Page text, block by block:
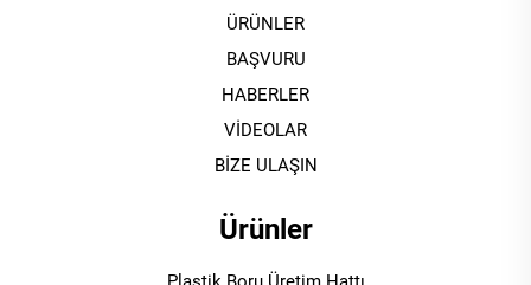
ÜRÜNLER
BAŞVURU
HABERLER
VİDEOLAR
BİZE ULAŞIN
Ürünler